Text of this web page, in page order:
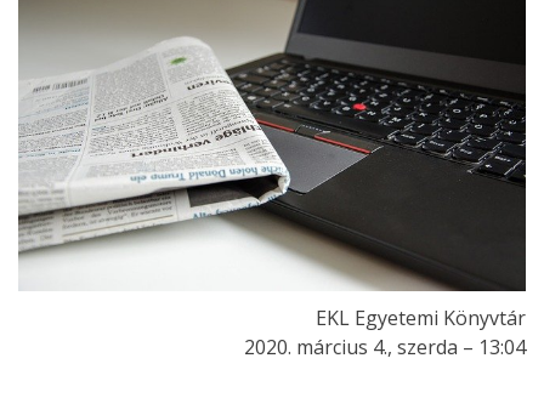
EKL Egyetemi Könyvtár
2020. március 4., szerda – 13:04